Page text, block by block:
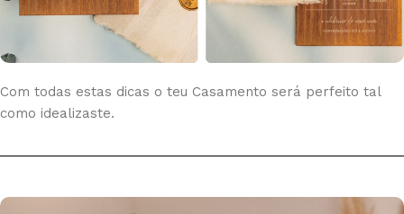
Com todas estas dicas o teu Casamento será perfeito tal
como idealizaste.